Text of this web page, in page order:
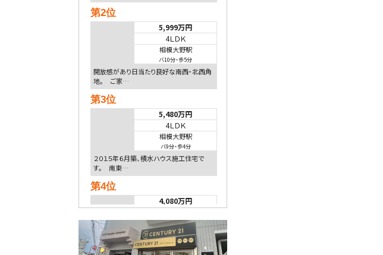
第2位
5,999万円
4ＬＤＫ
相模大野駅
バ10分・歩5分
開放感があり日当たり良好な南西・北西角
地。 ご家…
第3位
5,480万円
4ＬＤＫ
相模大野駅
バ9分・歩4分
２０１５年６月築、積水ハウス施工住宅で
す。 南東…
第4位
4,080万円
淵野辺駅
歩17分
南側道路に面しており日当たり良好。 キ